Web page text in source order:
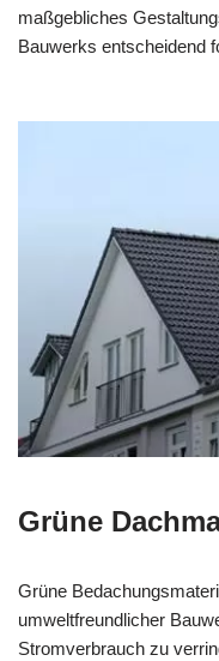
maßgebliches
Bauwerks entscheidend
Grüne
Grüne
umweltfreundlicher
Stromverbrauch zu